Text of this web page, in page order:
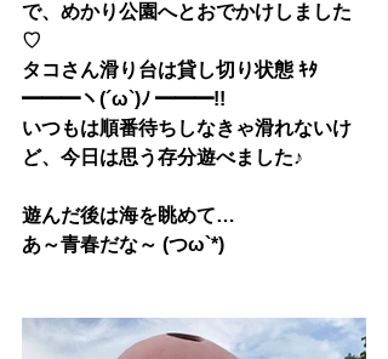
で、めかり公園へとおでかけしました
♡
タコさん滑り台は貸し切り状態 ｷﾀ
━━━ヽ(´ω`)ﾉ ━━━!!
いつもは順番待ちしなきゃ滑れないけ
ど、今日は思う存分遊べました♪
遊んだ後は海を眺めて…
あ～青春だな～ (つω`*)